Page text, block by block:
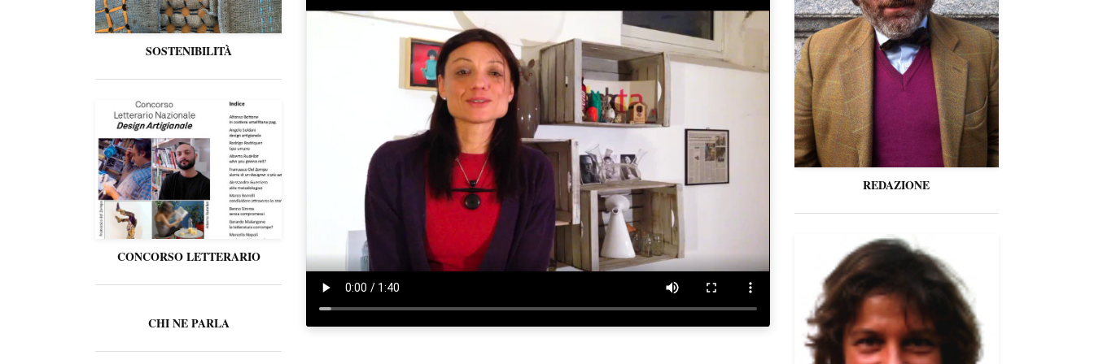
SOSTENIBILITÀ
CONCORSO LETTERARIO
CHI NE PARLA
REDAZIONE